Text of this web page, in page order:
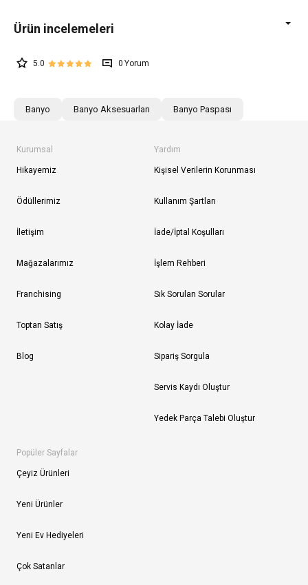
5.0 0
Banyo Banyo Aksesuarları Banyo Paspası
Kurumsal
Hikayemiz
Ödüllerimiz
İletişim
Mağazalarımız
Franchising
Toptan Satış
Blog
Yardım
Kişisel Verilerin Korunması
Kullanım Şartları
İade/İptal Koşulları
İşlem Rehberi
Sık Sorulan Sorular
Kolay İade
Sipariş Sorgula
Servis Kaydı Oluştur
Yedek Parça Talebi Oluştur
Popüler Sayfalar
Çeyiz Ürünleri
Yeni Ürünler
Yeni Ev Hediyeleri
Çok Satanlar